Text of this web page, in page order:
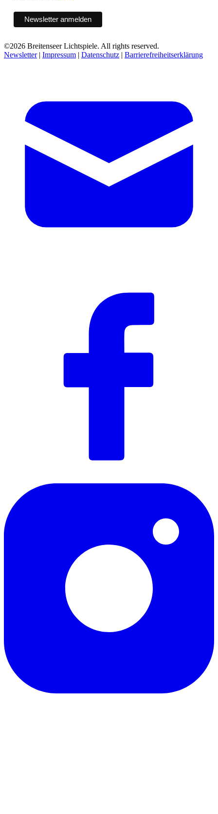
©2026 Breitenseer Lichtspiele. All rights reserved.
Newsletter| Impressum | Datenschutz | Barrierefreiheitserklärung